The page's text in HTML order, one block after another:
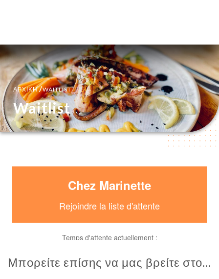
ΑΡΧΙΚΉ/WAITLIST
Waitlist
Μπορείτε επίσης να μας βρείτε στο...